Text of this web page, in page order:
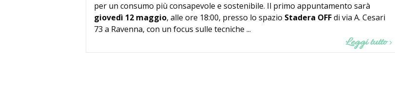
per un consumo più consapevole e sostenibile. Il primo appuntamento sarà
giovedì 12 maggio, alle ore 18:00, presso lo spazio Stadera OFFdi via A. Cesari
73 a Ravenna, con un focus sulle tecniche ...
Leggi tutto